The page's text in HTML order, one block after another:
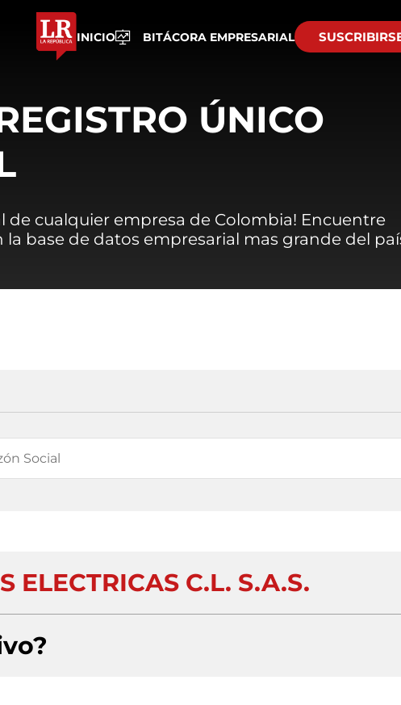
INICIO BITÁCORA EMPRESARIAL
ÚNICO
de cualquier empresa de Colombia! Encuentre
la base de datos empresarial mas grande del
ELECTRICAS C.L. S.A.S.